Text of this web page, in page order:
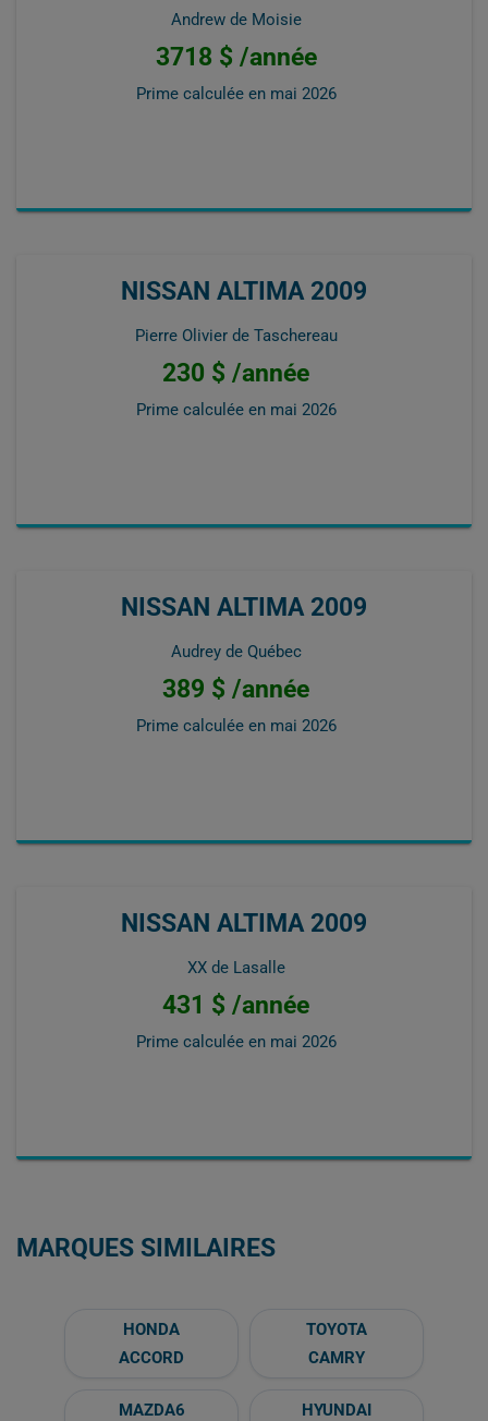
Andrew de Moisie
3718 $ /année
Prime calculée en mai 2026
NISSAN ALTIMA 2009
Pierre Olivier de Taschereau
230 $ /année
Prime calculée en mai 2026
NISSAN ALTIMA 2009
Audrey de Québec
389 $ /année
Prime calculée en mai 2026
NISSAN ALTIMA 2009
XX de Lasalle
431 $ /année
Prime calculée en mai 2026
MARQUES SIMILAIRES
HONDA
ACCORD
TOYOTA
CAMRY
MAZDA6 HYUNDAI